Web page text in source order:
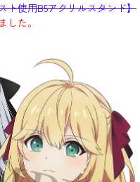
ト使用B5アクリルスタンド】
た。